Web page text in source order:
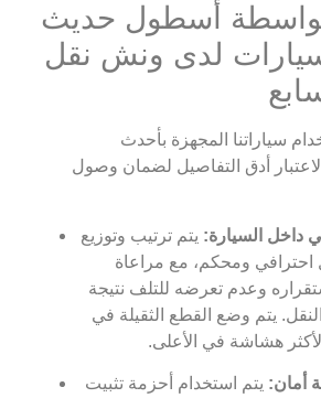
بواسطة أسطول حديث
لدى ونش نقل
سياراتنا المجهزة بأحدث
أدق التفاصيل لضمان وصول
داخل السيارة: يتم ترتيب وتوزيع
احترافي ومحكم، مع مراعاة
وعدم تعرضه للتلف نتيجة
النقل. يتم وضع القطع الثقيلة في
هشاشة في الأعلى.
أمان: يتم استخدام أحزمة تثبيت